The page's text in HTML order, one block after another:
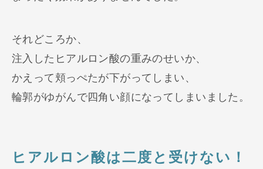
それどころか、
注入したヒアルロン酸の重みのせいか、
かえって頬っぺたが下がってしまい、
輪郭がゆがんで四角い顔になってしまいました。
ヒアルロン酸は二度と受けない！